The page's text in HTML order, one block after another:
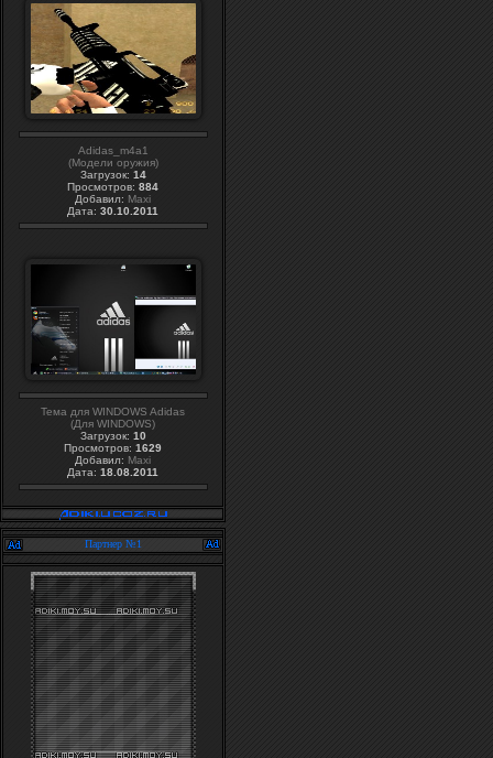
Adidas_m4a1
(Модели оружия)
Загрузок: 14
Просмотров: 884
Добавил: Maxi
Дата: 30.10.2011
Тема для WINDOWS Adidas
(Для WINDOWS)
Загрузок: 10
Просмотров: 1629
Добавил: Maxi
Дата: 18.08.2011
Партнер №1